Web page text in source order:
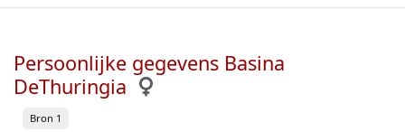
Persoonlijke gegevens Basina
DeThuringia
Bron 1